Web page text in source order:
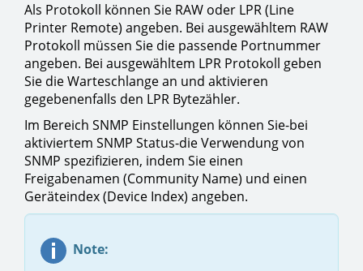
Als Protokoll können Sie RAW oder LPR (Line
Printer Remote) angeben. Bei ausgewähltem RAW
Protokoll müssen Sie die passende Portnummer
angeben. Bei ausgewähltem LPR Protokoll geben
Sie die Warteschlange an und aktivieren
gegebenenfalls den LPR Bytezähler.
Im Bereich SNMP Einstellungen können Sie-bei
aktiviertem SNMP Status-die Verwendung von
SNMP spezifizieren, indem Sie einen
Freigabenamen (Community Name) und einen
Geräteindex (Device Index) angeben.
Note: